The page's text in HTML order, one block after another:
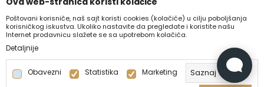
Poštovani korisniče, naš sajt koristi cookies (kolačiće) u cilju poboljšanja
korisničkog iskustva. Ukoliko nastavite da pregledate i koristite našu
Internet prodavnicu slažete se sa upotrebom kolačića.
Detaljnije
Obavezni Statistika Marketing Saznaj više